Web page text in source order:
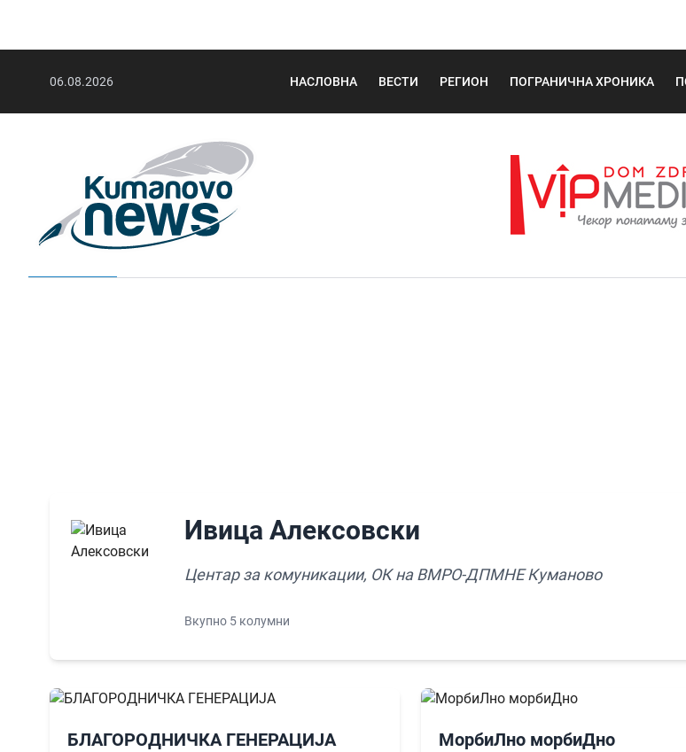
06.08.2026 НАСЛОВНА ВЕСТИ РЕГИОН ПОГРАНИЧНА ХРОНИКА
Ивица Алексовски
Центар за комуникации, ОК на ВМРО-ДПМНЕ Куманово
Вкупно 5 колумни
БЛАГОРОДНИЧКА ГЕНЕРАЦИЈА МорбиЛно морбиДно